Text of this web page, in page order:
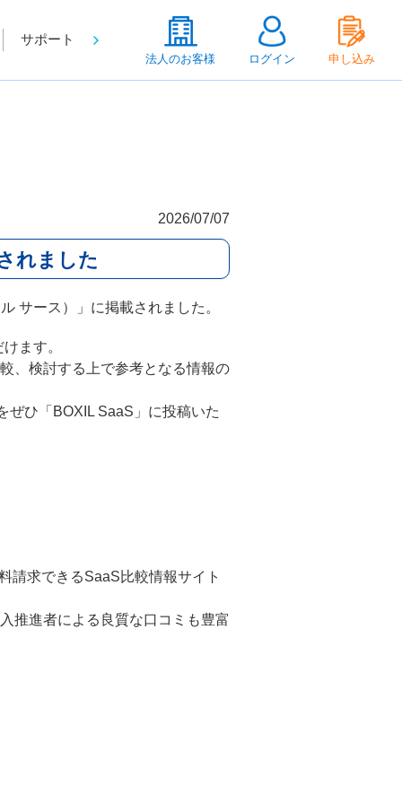
サポート
法人のお客様 ログイン 申し込み
2026/07/07
れました
サース）」に掲載されました。
ます。
、検討する上で参考となる情報の
ぜひ「BOXIL SaaS」に投稿いた
請求できるSaaS比較情報サイト
推進者による良質な口コミも豊富